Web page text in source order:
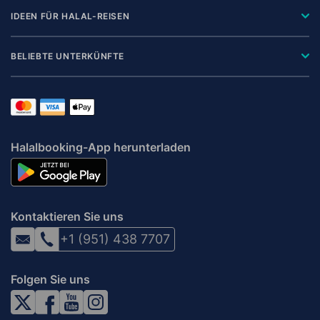
IDEEN FÜR HALAL-REISEN
BELIEBTE UNTERKÜNFTE
Halalbooking-App herunterladen
Kontaktieren Sie uns
+1 (951) 438 7707
Folgen Sie uns